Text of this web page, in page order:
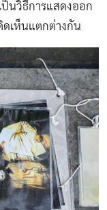
นวิธีการแสดงออก
เห็นแตกต่างกัน